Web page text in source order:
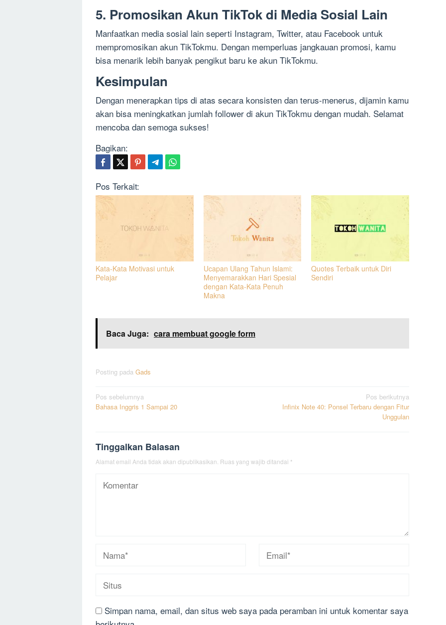
5. Promosikan Akun TikTok di Media Sosial Lain
Manfaatkan media sosial lain seperti Instagram, Twitter, atau Facebook untuk
mempromosikan akun TikTokmu. Dengan memperluas jangkauan promosi, kamu
bisa menarik lebih banyak pengikut baru ke akun TikTokmu.
Kesimpulan
Dengan menerapkan tips di atas secara konsisten dan terus-menerus, dijamin kamu
akan bisa meningkatkan jumlah follower di akun TikTokmu dengan mudah. Selamat
mencoba dan semoga sukses!
Bagikan:
Pos Terkait:
Kata-Kata Motivasi untuk
Pelajar
Ucapan Ulang Tahun Islami:
Menyemarakkan Hari Spesial
dengan Kata-Kata Penuh
Makna
Quotes Terbaik untuk Diri
Sendiri
Baca Juga: cara membuat google form
Posting pada Gads
Navigasi
pos
Pos sebelumnya
Bahasa Inggris 1 Sampai 20
Pos berikutnya
Infinix Note 40: Ponsel Terbaru dengan Fitur
Unggulan
Tinggalkan Balasan
Alamat email Anda tidak akan dipublikasikan. Ruas yang wajib ditandai *
Simpan nama, email, dan situs web saya pada peramban ini untuk komentar saya